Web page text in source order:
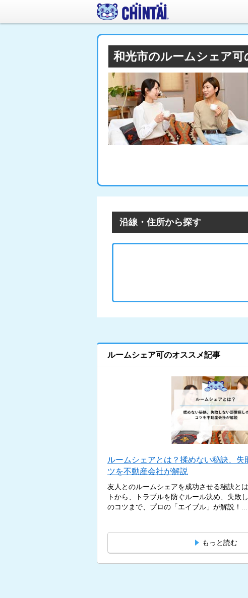
和光市のルームシェア
沿線・住所から探す
ルームシェア可のオススメ記事
ルームシェアとは？揉めない秘訣、失
ツを不動産会社が解説
友人とのルームシェアを成功させる秘訣と
トから、トラブルを防ぐルール決め、失敗
のコツまで、プロの「エイブル」が解説！...
もっと読む